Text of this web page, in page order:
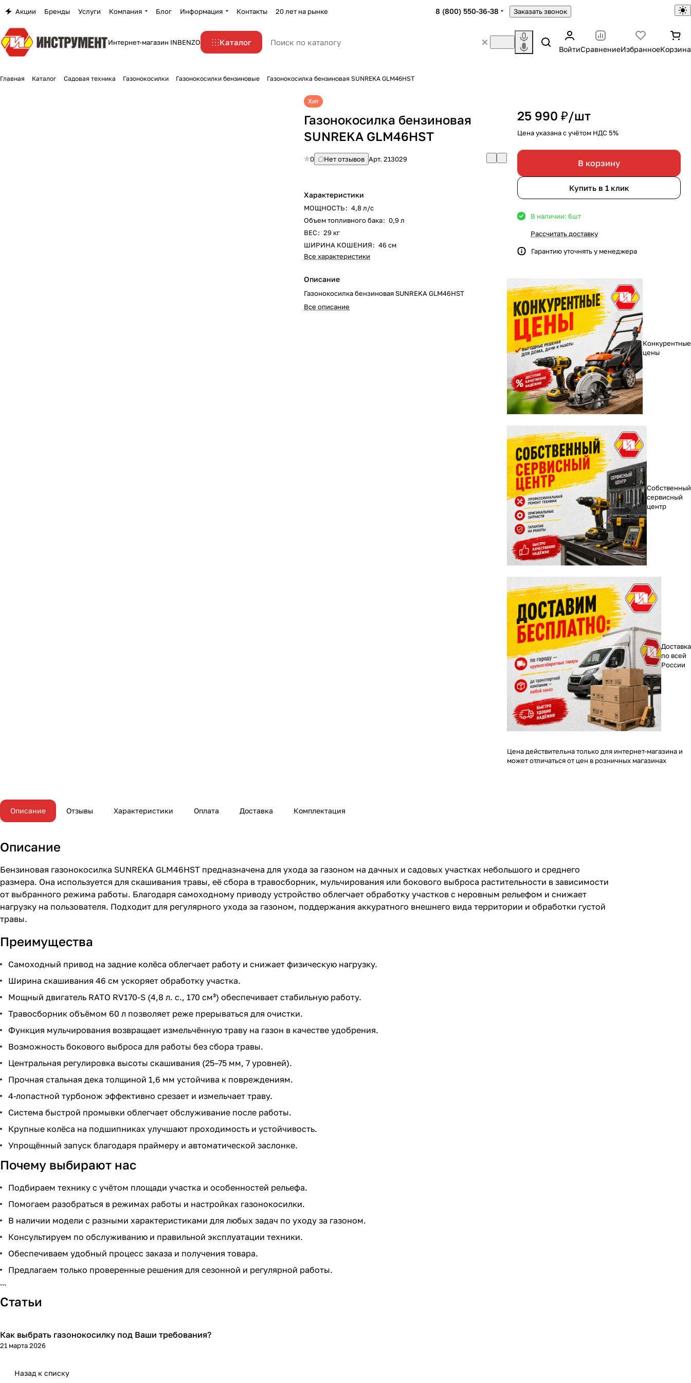
Акции Бренды Услуги Компания Блог Информация Контакты 20 лет на рынке 8 (800) 550-36-38 Заказать звонок
Интернет-магазин INBENZO Каталог
ВойтиСравнениеИзбранноеКорзина
Главная Каталог Садовая техника Газонокосилки Газонокосилки бензиновые Газонокосилка бензиновая SUNREKA GLM46HST
Хит
Газонокосилка бензиновая
SUNREKA GLM46HST
0 Нет отзывов Арт.213029
Характеристики
МОЩНОСТЬ: 4,8 л/с
Объем топливного бака: 0,9 л
ВЕС: 29 кг
ШИРИНА КОШЕНИЯ: 46 см
Все характеристики
Описание
Газонокосилка бензиновая SUNREKA GLM46HST
Все описание
25 990 ₽/шт
Цена указана с учётом НДС 5%
В корзину
Купить в 1 клик
В наличии: 6шт
Рассчитать доставку
Гарантию уточнять у менеджера
Конкурентные
цены
Собственный
сервисный
центр
Доставка
по всей
России
Цена действительна только для интернет-магазина и
может отличаться от цен в розничных магазинах
Описание Отзывы Характеристики Оплата Доставка Комплектация
Описание
Бензиновая газонокосилка SUNREKA GLM46HST предназначена для ухода за газоном на дачных и садовых участках небольшого и среднего
размера. Она используется для скашивания травы, её сбора в травосборник, мульчирования или бокового выброса растительности в зависимости
от выбранного режима работы. Благодаря самоходному приводу устройство облегчает обработку участков с неровным рельефом и снижает
нагрузку на пользователя. Подходит для регулярного ухода за газоном, поддержания аккуратного внешнего вида территории и обработки густой
травы.
Преимущества
Самоходный привод на задние колёса облегчает работу и снижает физическую нагрузку.
Ширина скашивания 46 см ускоряет обработку участка.
Мощный двигатель RATO RV170-S (4,8 л. с., 170 см³) обеспечивает стабильную работу.
Травосборник объёмом 60 л позволяет реже прерываться для очистки.
Функция мульчирования возвращает измельчённую траву на газон в качестве удобрения.
Возможность бокового выброса для работы без сбора травы.
Центральная регулировка высоты скашивания (25–75 мм, 7 уровней).
Прочная стальная дека толщиной 1,6 мм устойчива к повреждениям.
4-лопастной турбонож эффективно срезает и измельчает траву.
Система быстрой промывки облегчает обслуживание после работы.
Крупные колёса на подшипниках улучшают проходимость и устойчивость.
Упрощённый запуск благодаря праймеру и автоматической заслонке.
Почему выбирают нас
Подбираем технику с учётом площади участка и особенностей рельефа.
Помогаем разобраться в режимах работы и настройках газонокосилки.
В наличии модели с разными характеристиками для любых задач по уходу за газоном.
Консультируем по обслуживанию и правильной эксплуатации техники.
Обеспечиваем удобный процесс заказа и получения товара.
Предлагаем только проверенные решения для сезонной и регулярной работы.
```
Статьи
Как выбрать газонокосилку под Ваши требования?
21 марта 2026
Назад к списку